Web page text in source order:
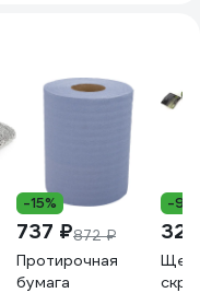
-15%
737 ₽872 ₽
Протирочная
бумага
-9%